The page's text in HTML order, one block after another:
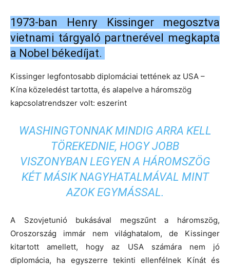
1973-ban Henry Kissinger megosztva
vietnami tárgyaló partnerével megkapta
a Nobel békedíjat.
Kissinger legfontosabb diplomáciai tettének az USA –
Kína közeledést tartotta, és alapelve a háromszög
kapcsolatrendszer volt: eszerint
WASHINGTONNAK MINDIG ARRA KELL
TÖREKEDNIE, HOGY JOBB
VISZONYBAN LEGYEN A HÁROMSZÖG
KÉT MÁSIK NAGYHATALMÁVAL MINT
AZOK EGYMÁSSAL.
A Szovjetunió bukásával megszűnt a háromszög,
Oroszország immár nem világhatalom, de Kissinger
kitartott amellett, hogy az USA számára nem jó
diplomácia, ha egyszerre tekinti ellenfélnek Kínát és